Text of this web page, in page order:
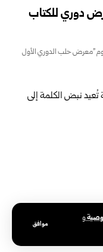
و
موافق
دوري للكتاب
"معرض حلب الدوري الأول